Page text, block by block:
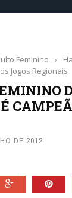
Feminino ›
Jogos Regionais
DE 2012